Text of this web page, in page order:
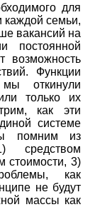
для
каждой семьи,
вакансий на
постоянной
возможность
Функции
откинули
только их
как эти
системе
помним из
средством
стоимости, 3)
как
не будут
массы как